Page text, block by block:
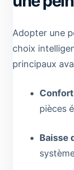
Adopter une
choix
principaux
pièces
Baisse